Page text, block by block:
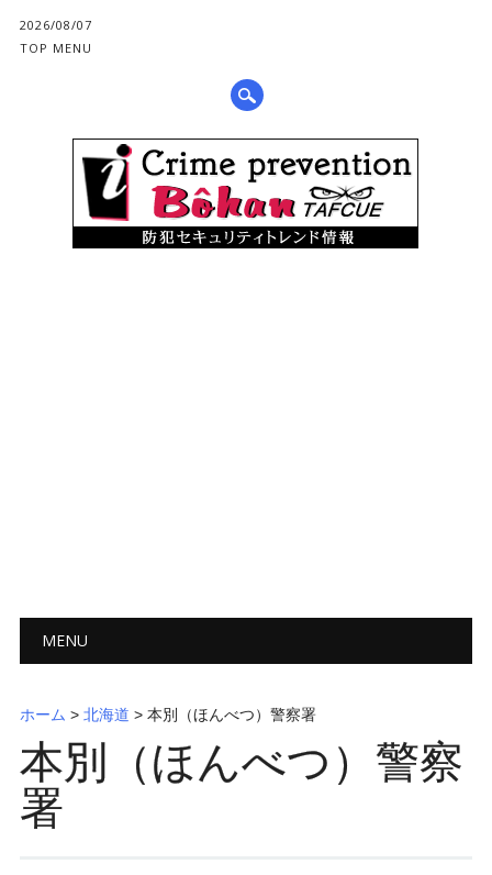
2026/08/07
TOP MENU
メインメニュー
ツ
へ
ス
キ
ッ
MENU
ホーム > 北海道 > 本別（ほんべつ）警察署
本別（ほんべつ）警察
署